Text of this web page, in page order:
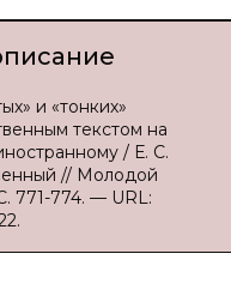
и «тонких»
текстом на
/ Е. С.
// Молодой
771-774. — URL: